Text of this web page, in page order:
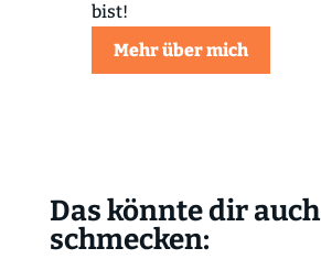
bist!
Mehr über mich
Das könnte dir auch
schmecken: